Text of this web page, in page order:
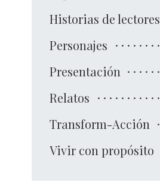
Historias de lectores
Personajes
Presentación
Relatos
Transform-Acción
Vivir con propósito